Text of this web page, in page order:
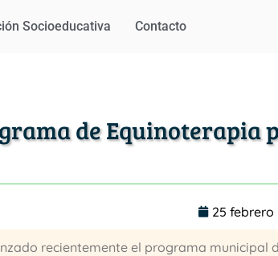
Socioeducativa Contacto
de Equinoterapia
25 febrero
recientemente el programa municipal